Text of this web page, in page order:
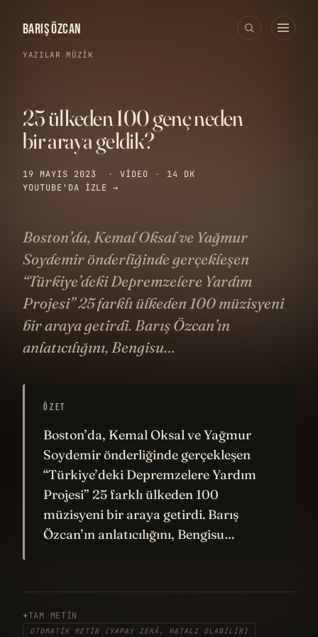
BARIŞ ÖZCAN
YAZILAR MÜZIK
25 ülkeden 100 genç neden
bir araya geldik?
19 MAYIS 2023 · VIDEO ·
14 DK
YOUTUBE'DA IZLE →
Boston’da, Kemal Oksal ve Yağmur
Soydemir önderliğinde gerçekleşen
“Türkiye’deki Depremzelere Yardım
Projesi” 25 farklı ülkeden 100 müzisyeni
bir araya getirdi. Barış Özcan’ın
anlatıcılığını, Bengisu…
ÖZET
Boston’da, Kemal Oksal ve Yağmur
Soydemir önderliğinde gerçekleşen
“Türkiye’deki Depremzelere Yardım
Projesi” 25 farklı ülkeden 100
müzisyeni bir araya getirdi. Barış
Özcan’ın anlatıcılığını, Bengisu…
TAM METIN
OTOMATIK METIN (YAPAY ZEKÂ, HATALI OLABILIR)